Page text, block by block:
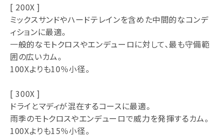
[ 200X ]
ミックスサンドやハードテレインを含めた中間的なコンデ
ィションに最適。
一般的なモトクロスやエンデューロに対して、最も守備範
囲の広いカム。
100Xよりも10％小径。
[ 300X ]
ドライとマディが混在するコースに最適。
雨季のモトクロスやエンデューロで威力を発揮するカム。
100Xよりも15％小径。